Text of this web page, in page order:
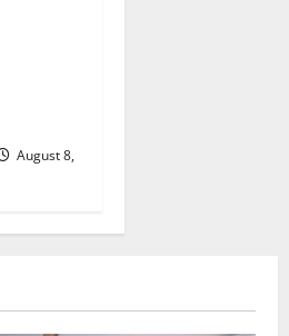
August 8,